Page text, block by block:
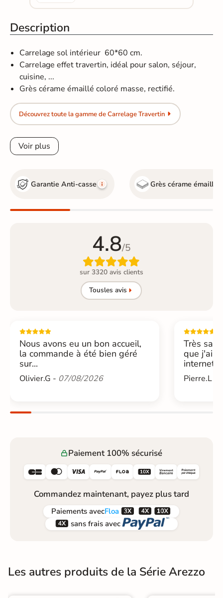
Description
Carrelage sol intérieur 60*60 cm.
Carrelage effet travertin, idéal pour salon, séjour,
cuisine, ...
Grès cérame émaillé coloré masse, rectifié.
Découvrez toute la gamme de Carrelage Travertin
Voir plus
Garantie Anti-casse Grès cérame émaillé
4.8/5

sur 3320 avis clients
Tousles avis
Nous avons eu un bon accueil,
la commande à été bien géré
sur...
Olivier.G - 07/08/2026
Très
que j'ai
internet....
Pierre.L -
Paiement 100% sécurisé
     
Commandez maintenant, payez plus tard
Paiements avecFloa  
 sans frais avec 
Les autres produits de la Série Arezzo